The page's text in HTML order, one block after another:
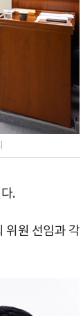
.
원 선임과 각